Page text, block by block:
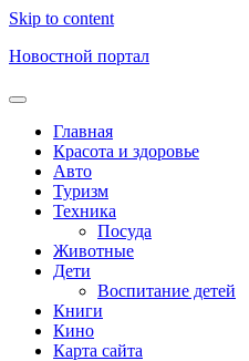
Skip to content
Новостной портал
Главная
Красота и здоровье
Авто
Туризм
Техника
Посуда
Животные
Дети
Воспитание детей
Книги
Кино
Карта сайта